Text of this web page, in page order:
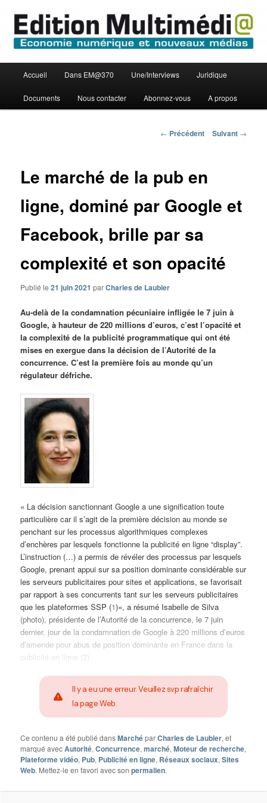
contenu
principalEdition Multimédi@
principal
Accueil Dans EM@370 Une/Interviews Juridique
Documents Nous contacter Abonnez-vous A propos
Navigation
← Précédent Suivant →
Le marché de la pub en
ligne, dominé par Google et
Facebook, brille par sa
complexité et son opacité
Publié le21 juin 2021 parCharles de Laubier
Au-delà de la condamnation pécuniaire infligée le 7 juin à
Google, à hauteur de 220 millions d’euros, c’est l’opacité et
la complexité de la publicité programmatique qui ont été
mises en exergue dans la décision de l’Autorité de la
concurrence. C’est la première fois au monde qu’un
régulateur défriche.
« La décision sanctionnant Google a une signification toute
particulière car il s’agit de la première décision au monde se
penchant sur les processus algorithmiques complexes
d’enchères par lesquels fonctionne la publicité en ligne “display”.
L’instruction (…) a permis de révéler des processus par lesquels
Google, prenant appui sur sa position dominante considérable sur
les serveurs publicitaires pour sites et applications, se favorisait
par rapport à ses concurrents tant sur les serveurs publicitaires
que les plateformes SSP (1)», a résumé Isabelle de Silva
(photo), présidente de l’Autorité de la concurrence, le 7 juin
dernier, jour de la condamnation de Google à 220 millions d’euros
d’amende pour abus de position dominante en France dans la
publicité en ligne ( 2).
Il y a eu une erreur. Veuillez svp rafraîchir
la page Web.
Ce contenu a été publié dansMarchéparCharles de Laubier, et
marqué avecAutorité,Concurrence,marché,Moteur de recherche,
Plateforme vidéo, Pub, Publicité en ligne, Réseaux sociaux,Sites
Web. Mettez-le en favori avec sonpermalien.